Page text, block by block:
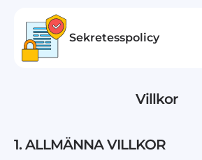
Sekretesspolicy
Villkor
1. ALLMÄNNA VILLKOR